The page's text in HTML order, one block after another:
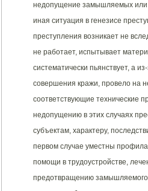
недопущение замышляемых или
иная ситуация в генезисе
преступления возникает не
не работает, испытывает
систематически пьянствует, а
совершения кражи, провело на
соответствующие технические
недопущению в этих случаях
субъектам, характеру,
первом случае уместны
помощи в трудоустройстве,
предотвращению замышляемого